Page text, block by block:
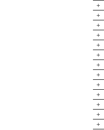
+
+
+
+
+
+
+
+
+
+
+
+
+